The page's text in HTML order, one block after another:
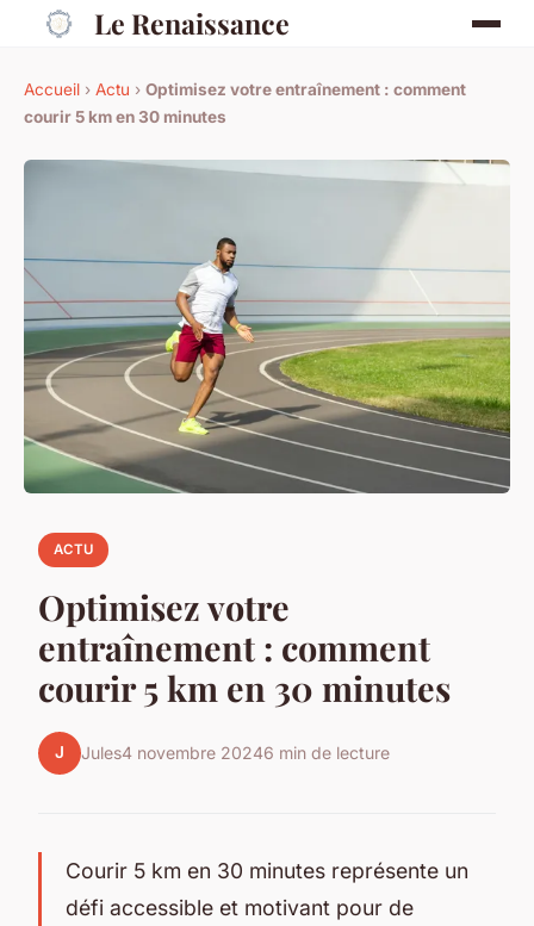
Le Renaissance
Accueil › Actu › Optimisez votre entraînement : comment
courir 5 km en 30 minutes
ACTU
Optimisez votre
entraînement : comment
courir 5 km en 30 minutes
J Jules4 novembre 20246 min de lecture
Courir 5 km en 30 minutes représente un
défi accessible et motivant pour de